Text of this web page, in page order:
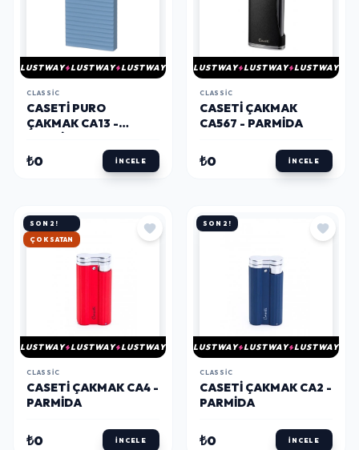
LUSTWAY LUSTWAY LUSTWAY
CLASSIC
CASETI PURO
ÇAKMAK CA13 -
₺0 İNCELE
LUSTWAY LUSTWAY LUSTWAY
CLASSIC
CASETI ÇAKMAK
CA567 - PARMIDA
₺0 İNCELE
SON 2!
ÇOK SATAN
LUSTWAY LUSTWAY LUSTWAY
CLASSIC
CASETİ ÇAKMAK CA4 -
PARMIDA
₺0 İNCELE
SON 2!
LUSTWAY LUSTWAY LUSTWAY
CLASSIC
CASETİ ÇAKMAK CA2 -
PARMIDA
₺0 İNCELE